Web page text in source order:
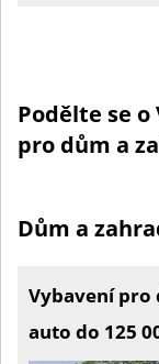
Podělte se
pro dům a
Dům a
Vybavení pro
auto do 125